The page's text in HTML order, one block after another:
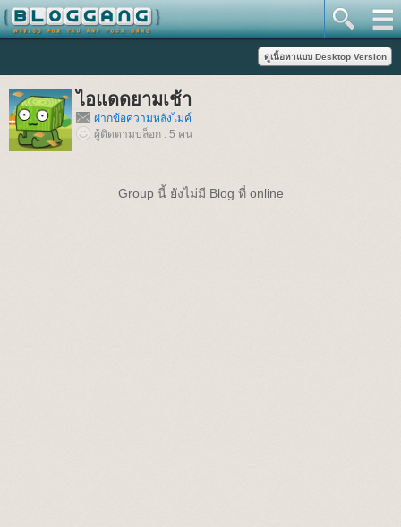
ไอแดดยามเช้า
ฝากข้อความหลังไมค์
ผู้ติดตามบล็อก : 5 คน
Group นี้ ยังไม่มี Blog ที่ online